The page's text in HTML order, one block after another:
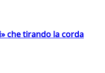
che tirando la corda